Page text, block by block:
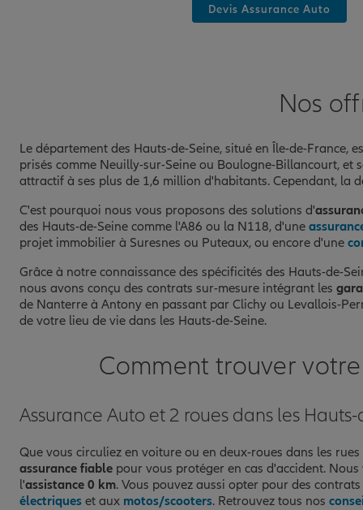
AGENCE BOURG LA REINE
145 AVENUE DU GENERAL LECLERC
4,9/5Note de 4.9 sur 5
(115 avis)
Voir les avis
01 84 76 19 66
Prendre un RDV Voir
9 AGENCE CHATILLON
49 AVENUE DE PARIS
(27 avis)
Voir les avis
10 AGENCE COLOMBES
Devis Assurance Auto
Nos
Le département des Hauts-de-Seine, situé en Île-de-France,
prisés comme Neuilly-sur-Seine ou Boulogne-Billancourt, et
attractif à ses plus de 1,6 million d'habitants. Cependant, la
C'est pourquoi nous vous proposons des solutions d'
des Hauts-de-Seine comme l'A86 ou la N118, d'une
projet immobilier à Suresnes ou Puteaux, ou encore d'une
Grâce à notre connaissance des spécificités des Hauts-de-
nous avons conçu des contrats sur-mesure intégrant les
de Nanterre à Antony en passant par Clichy ou Levallois-
de votre lieu de vie dans les Hauts-de-Seine.
Comment trouver
Assurance Auto et 2 roues dans les
Que vous circuliez en voiture ou en deux-roues dans les
assurance fiable pour vous protéger en cas d'accident.
l'assistance 0 km. Vous pouvez aussi opter pour des
électriques et aux motos/scooters. Retrouvez tous nos